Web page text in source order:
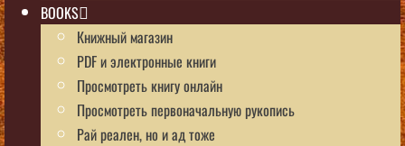
BOOKS
Книжный магазин
PDF и электронные книги
Просмотреть книгу онлайн
Просмотреть первоначальную рукопись
Рай реален, но и ад тоже